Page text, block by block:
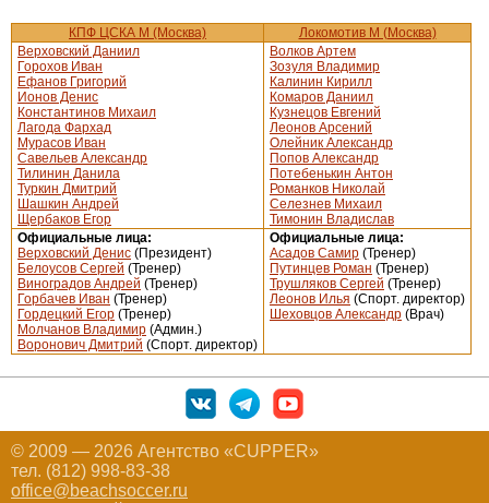
КПФ ЦСКА М (Москва)
Локомотив М (Москва)
Верховский Даниил
Горохов Иван
Ефанов Григорий
Ионов Денис
Константинов Михаил
Лагода Фархад
Мурасов Иван
Савельев Александр
Тилинин Данила
Туркин Дмитрий
Шашкин Андрей
Щербаков Егор
Волков Артем
Зозуля Владимир
Калинин Кирилл
Комаров Даниил
Кузнецов Евгений
Леонов Арсений
Олейник Александр
Попов Александр
Потебенькин Антон
Романков Николай
Селезнев Михаил
Тимонин Владислав
Официальные лица:
Верховский Денис (Президент)
Белоусов Сергей (Тренер)
Виноградов Андрей (Тренер)
Горбачев Иван (Тренер)
Гордецкий Егор (Тренер)
Молчанов Владимир (Админ.)
Воронович Дмитрий (Спорт. директор)
Официальные лица:
Асадов Самир (Тренер)
Путинцев Роман (Тренер)
Трушляков Сергей (Тренер)
Леонов Илья (Спорт. директор)
Шеховцов Александр (Врач)
© 2009 — 2026 Агентство «CUPPER»
тел. (812) 998-83-38
office@beachsoccer.ru